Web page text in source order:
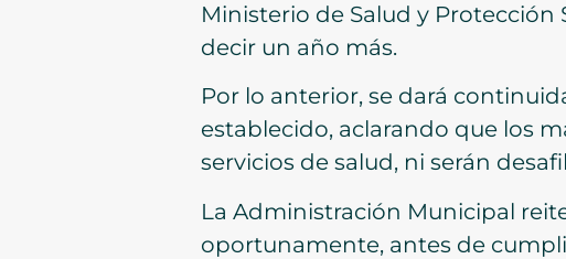
Ministerio de Salud y Protección
decir un año más.
Por lo anterior, se dará
establecido, aclarando que los
servicios de salud, ni serán
La Administración Municipal
oportunamente, antes de